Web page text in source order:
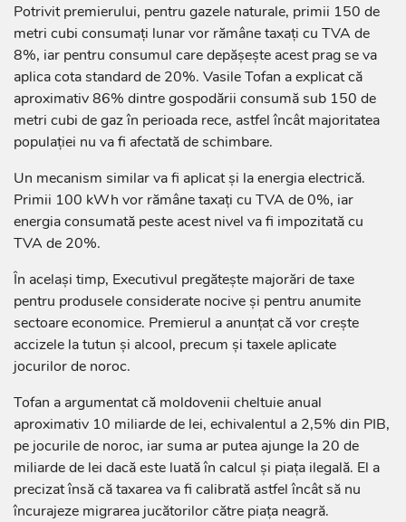
Potrivit premierului, pentru gazele naturale, primii 150 de
metri cubi consumați lunar vor rămâne taxați cu TVA de
8%, iar pentru consumul care depășește acest prag se va
aplica cota standard de 20%. Vasile Tofan a explicat că
aproximativ 86% dintre gospodării consumă sub 150 de
metri cubi de gaz în perioada rece, astfel încât majoritatea
populației nu va fi afectată de schimbare.
Un mecanism similar va fi aplicat și la energia electrică.
Primii 100 kWh vor rămâne taxați cu TVA de 0%, iar
energia consumată peste acest nivel va fi impozitată cu
TVA de 20%.
În același timp, Executivul pregătește majorări de taxe
pentru produsele considerate nocive și pentru anumite
sectoare economice. Premierul a anunțat că vor crește
accizele la tutun și alcool, precum și taxele aplicate
jocurilor de noroc.
Tofan a argumentat că moldovenii cheltuie anual
aproximativ 10 miliarde de lei, echivalentul a 2,5% din PIB,
pe jocurile de noroc, iar suma ar putea ajunge la 20 de
miliarde de lei dacă este luată în calcul și piața ilegală. El a
precizat însă că taxarea va fi calibrată astfel încât să nu
încurajeze migrarea jucătorilor către piața neagră.